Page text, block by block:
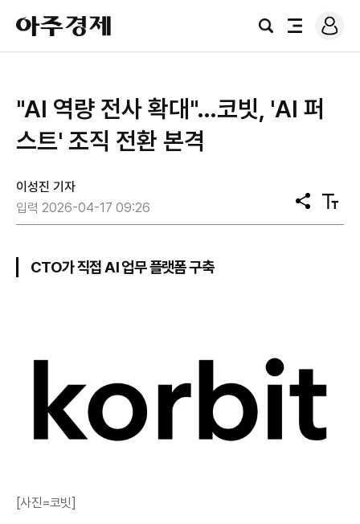
아
주
경
검
전
로
그
"AI 역량 전사 확대"…코빗, 'AI 퍼
스트' 조직 전환 본격
이성진 기자
입력 2026-04-17 09:26
공
유
텍
스
CTO가 직접 AI 업무 플랫폼 구축
[사진=코빗]